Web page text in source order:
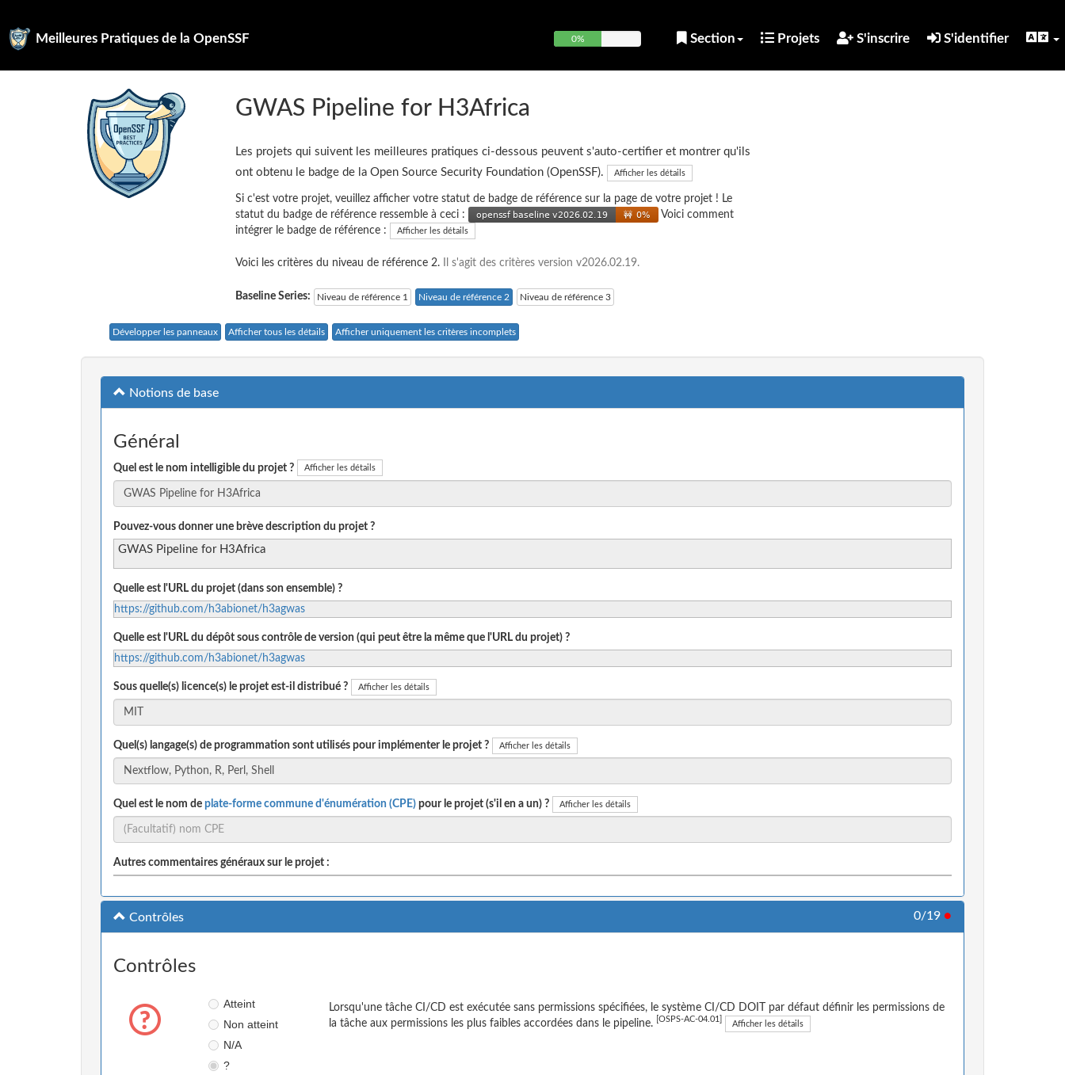
Meilleures Pratiques de la OpenSSF 0% Section Projets S'inscrire S'identifier
GWAS Pipeline for H3Africa
Les projets qui suivent les meilleures pratiques ci-dessous peuvent s'auto-certifier et montrer qu'ils
ont obtenu le badge de la Open Source Security Foundation (OpenSSF).
Afficher les détails
Si c'est votre projet, veuillez afficher votre statut de badge de référence sur la page de votre projet ! Le
statut du badge de référence ressemble à ceci :
Voici comment
intégrer le badge de référence :
Afficher les détails
Voici les critères du niveau de référence 2. Il s'agit des critères version v2026.02.19.
Baseline Series: Niveau de référence 1 Niveau de référence 2 Niveau de référence 3
Développer les panneaux Afficher tous les détails Afficher uniquement les critères incomplets
Notions de base
Général
Quel est le nom intelligible du projet ? Afficher les détails
Pouvez-vous donner une brève description du projet ?
GWAS Pipeline for H3Africa
Quelle est l'URL du projet (dans son ensemble) ?
https://github.com/h3abionet/h3agwas
Quelle est l'URL du dépôt sous contrôle de version (qui peut être la même que l'URL du projet) ?
https://github.com/h3abionet/h3agwas
Sous quelle(s) licence(s) le projet est-il distribué ? Afficher les détails
Quel(s) langage(s) de programmation sont utilisés pour implémenter le projet ? Afficher les détails
Quel est le nom de plate-forme commune d'énumération (CPE) pour le projet (s'il en a un) ? Afficher les détails
Autres commentaires généraux sur le projet :
Contrôles 0/19 ●
Contrôles
Atteint
Non atteint
N/A
?
Lorsqu'une tâche CI/CD est exécutée sans permissions spécifiées, le système CI/CD DOIT par défaut définir les permissions de
la tâche aux permissions les plus faibles accordées dans le pipeline.
[OSPS-AC-04.01] Afficher les détails